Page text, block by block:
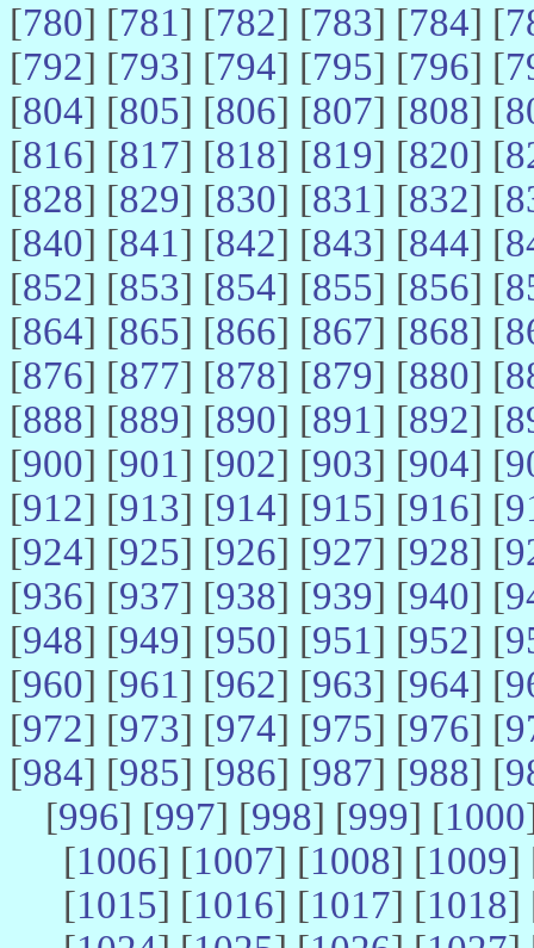
[780] [781] [782] [783] [784] [
[792] [793] [794] [795] [796] [
[804] [805] [806] [807] [808] [
[816] [817] [818] [819] [820] [
[828] [829] [830] [831] [832] [
[840] [841] [842] [843] [844] [
[852] [853] [854] [855] [856] [
[864] [865] [866] [867] [868] [
[876] [877] [878] [879] [880] [
[888] [889] [890] [891] [892] [
[900] [901] [902] [903] [904] [
[912] [913] [914] [915] [916] [
[924] [925] [926] [927] [928] [
[936] [937] [938] [939] [940] [
[948] [949] [950] [951] [952] [
[960] [961] [962] [963] [964] [
[972] [973] [974] [975] [976] [
[984] [985] [986] [987] [988] [
[996] [997] [998] [999] [1000
[1006] [1007] [1008] [1009]
[1015] [1016] [1017] [1018]